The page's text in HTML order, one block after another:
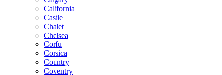
California
Castle
Chalet
Chelsea
Corfu
Corsica
Country
Coventry